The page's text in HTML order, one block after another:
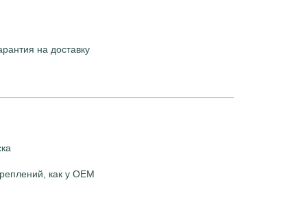
на доставку
как у OEM